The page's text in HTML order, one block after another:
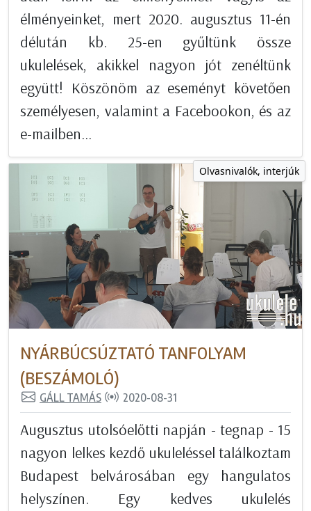
élményeinket, mert 2020. augusztus 11-én
délután kb. 25-en gyűltünk össze
ukulelések, akikkel nagyon jót zenéltünk
együtt! Köszönöm az eseményt követően
személyesen, valamint a Facebookon, és az
e-mailben...
Olvasnivalók, interjúk
NYÁRBÚCSÚZTATÓ TANFOLYAM
(BESZÁMOLÓ)
GÁLL TAMÁS 2020-08-31
Augusztus utolsóelőtti napján - tegnap - 15
nagyon lelkes kezdő ukuleléssel találkoztam
Budapest belvárosában egy hangulatos
helyszínen. Egy kedves ukulelés